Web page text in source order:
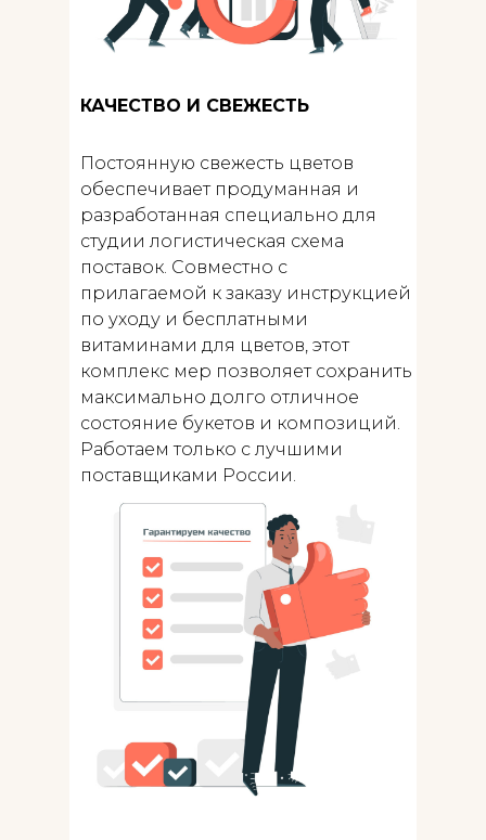
КАЧЕСТВО И СВЕЖЕСТЬ
Постоянную свежесть цветов
обеспечивает продуманная и
разработанная специально для
студии логистическая схема
поставок. Совместно с
прилагаемой к заказу инструкцией
по уходу и бесплатными
витаминами для цветов, этот
комплекс мер позволяет сохранить
максимально долго отличное
состояние букетов и композиций.
Работаем только с лучшими
поставщиками России.